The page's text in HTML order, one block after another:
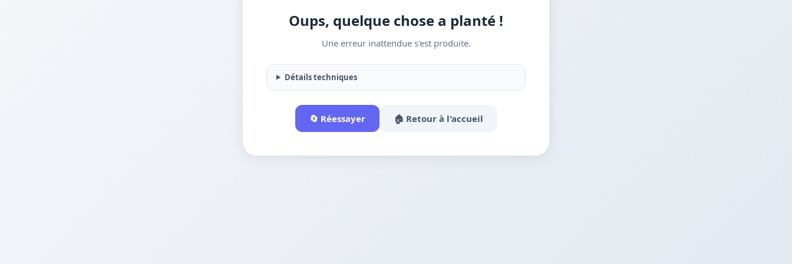
Oups, quelque chose a planté !
Une erreur inattendue s'est produite.
Détails techniques
🔄 Réessayer 🏠 Retour à l'accueil